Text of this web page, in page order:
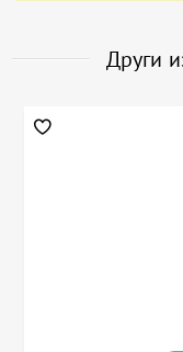
Други